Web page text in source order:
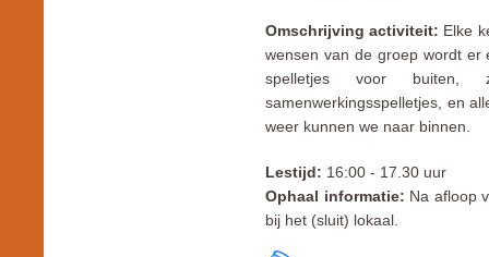
Omschrijving activiteit: Elke
wensen van de groep wordt er
spelletjes voor buiten,
samenwerkingsspelletjes, en
weer kunnen we naar binnen.
Lestijd: 16:00 - 17.30 uur
Ophaal informatie: Na afloop
bij het (sluit) lokaal.